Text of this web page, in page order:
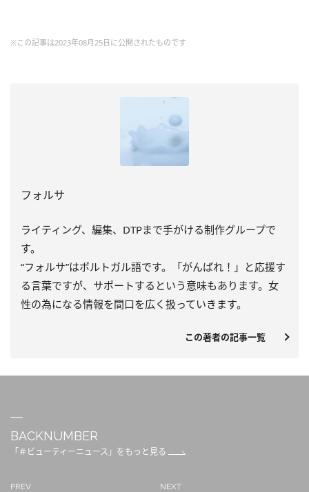
※この記事は2023年08月25日に公開されたものです
フォルサ
ライティング、編集、DTPまで手がける制作グループで
す。
“フォルサ”はポルトガル語です。「がんばれ！」と応援す
る言葉ですが、サポートするという意味もあります。女
性の為になる情報を間口を広く扱っていきます。
この著者の記事一覧
BACKNUMBER
「＃ビューティーニュース」をもっと見る
PREV NEXT